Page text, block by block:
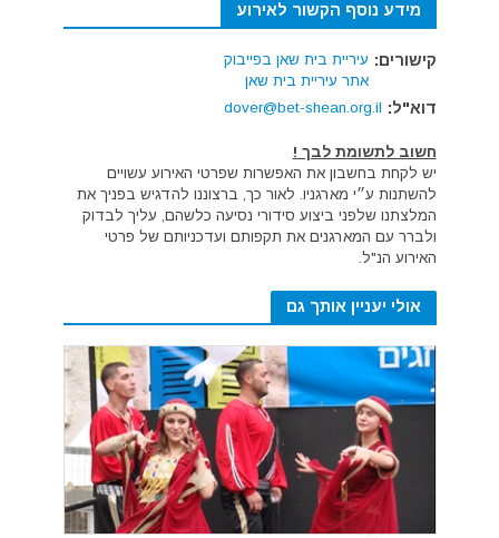
מידע נוסף הקשור לאירוע
קישורים: עיריית בית שאן בפייבוק
אתר עיריית בית שאן
דוא"ל: dover@bet-shean.org.il
חשוב לתשומת לבך !
יש לקחת בחשבון את האפשרות שפרטי האירוע עשויים
להשתנות ע״י מארגניו. לאור כך, ברצוננו להדגיש בפניך את
המלצתנו שלפני ביצוע סידורי נסיעה כלשהם, עליך לבדוק
ולברר עם המארגנים את תקפותם ועדכניותם של פרטי
האירוע הנ"ל.
אולי יעניין אותך גם